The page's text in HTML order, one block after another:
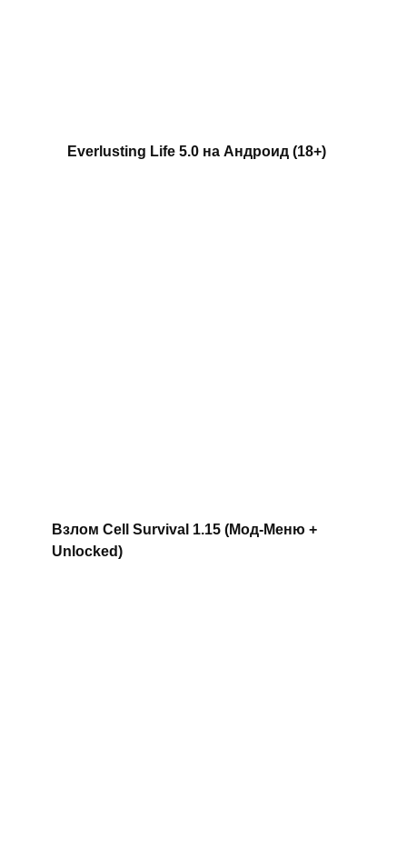
Everlusting Life 5.0 на Андроид (18+)
Взлом Cell Survival 1.15 (Мод-Меню +
Unlocked)